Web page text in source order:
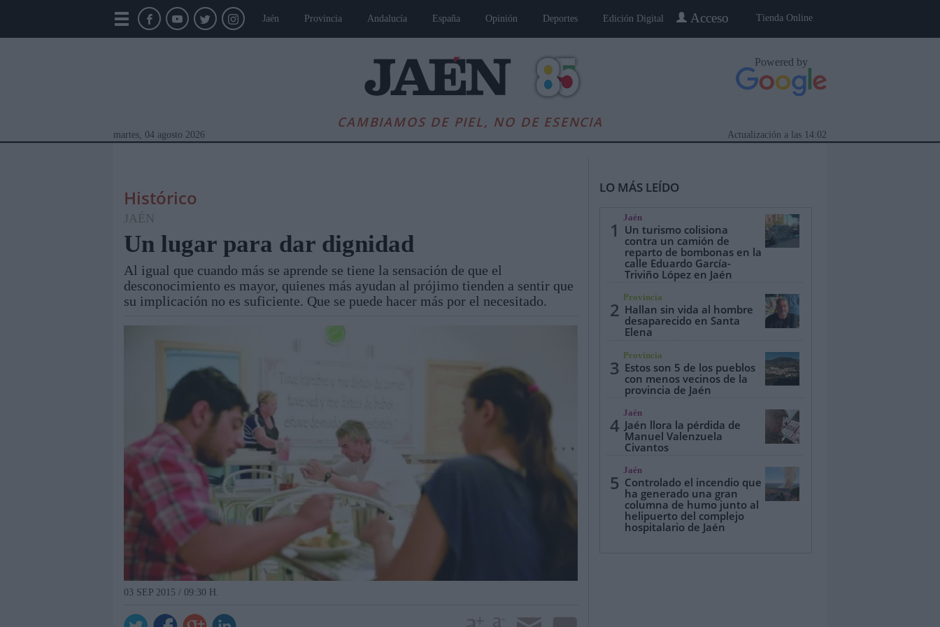
Tienda Online
Acceso
Jaén Provincia Andalucía España Opinión Deportes Edición Digital
CAMBIAMOS DE PIEL, NO DE ESENCIA
Powered by
martes, 04 agosto 2026 14:02
Actualización a las
Módulos Portada Jaén Provincia Linares Andalucía Internacional Opinión Cultura Jaén, Pueblo a Pueblo Gente
Histórico
JAÉN
Un lugar para dar dignidad
Al igual que cuando más se aprende se tiene la sensación de que el
desconocimiento es mayor, quienes más ayudan al prójimo tienden a sentir que
su implicación no es suficiente. Que se puede hacer más por el necesitado.
03 SEP 2015 / 09:30 H.
LO MÁS LEÍDO
1
Jaén
Un turismo colisiona
contra un camión de
reparto de bombonas en la
calle Eduardo García-
Triviño López en Jaén
2
Provincia
Hallan sin vida al hombre
desaparecido en Santa
Elena
3
Provincia
Estos son 5 de los pueblos
con menos vecinos de la
provincia de Jaén
4
Jaén
Jaén llora la pérdida de
Manuel Valenzuela
Civantos
5
Jaén
Controlado el incendio que
ha generado una gran
columna de humo junto al
helipuerto del complejo
hospitalario de Jaén